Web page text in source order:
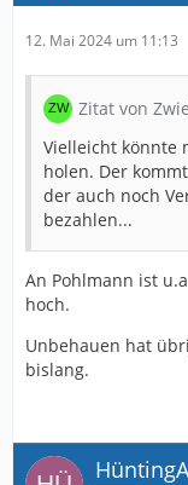
12. Mai 2024 um 11:13
Zitat von
Vielleicht könnte
holen. Der
der auch noch
bezahlen...
An Pohlmann ist
hoch.
Unbehauen hat
bislang.